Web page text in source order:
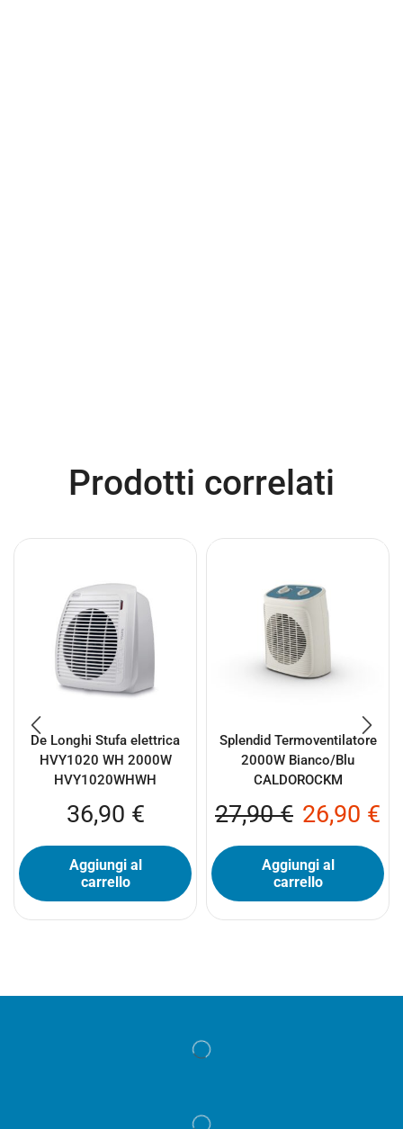
Prodotti correlati
De Longhi Stufa elettrica
HVY1020 WH 2000W
HVY1020WHWH
36,90 €
Aggiungi al
carrello
Splendid Termoventilatore
2000W Bianco/Blu
CALDOROCKM
27,90€ 26,90 €
Aggiungi al
carrello